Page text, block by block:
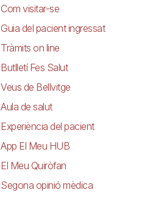
Com visitar-se
Guia del pacient ingressat
Tràmits on line
Butlletí Fes Salut
Veus de Bellvitge
Aula de salut
Experiència del pacient
App El Meu HUB
El Meu Quiròfan
Segona opinió mèdica